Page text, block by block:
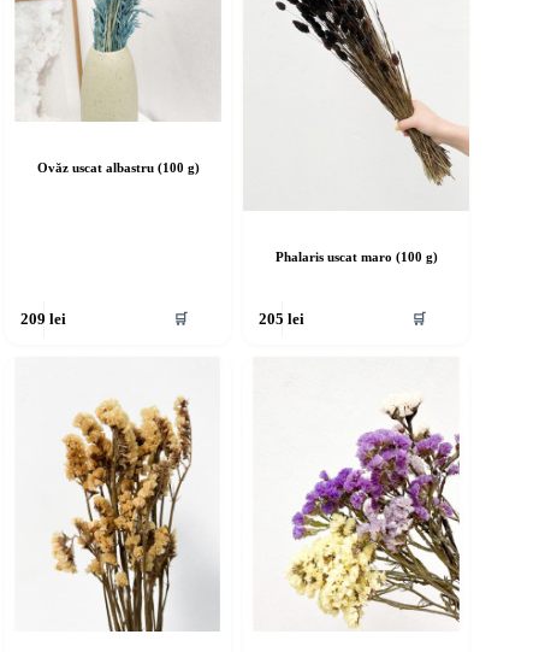
Ovăz uscat albastru (100 g)
209lei 🛒
Phalaris uscat maro (100 g)
205lei 🛒